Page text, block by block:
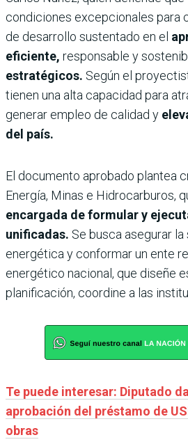
condiciones excepcionales para
de desarrollo sustentado en el
eficiente, responsable y
estratégicos. Según el
tienen una alta capacidad para
generar empleo de calidad y
del país.
El documento aprobado plantea
Energía, Minas e Hidrocarburos,
encargada de formular y
unificadas. Se busca asegurar
energética y conformar un ente
energético nacional, que diseñe
planificación, coordine a las
Te puede interesar: Diputado
aprobación del préstamo de
obras